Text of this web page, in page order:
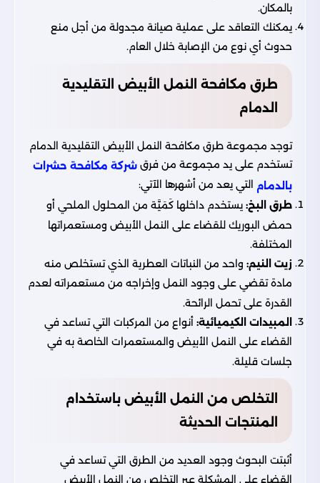
بالمكان.
يمكنك التعاقد على عملية صيانة مجدولة من أجل منع
حدوث أي نوع من الإصابة خلال العام.
طرق مكافحة النمل الأبيض التقليدية
الدمام
توجد مجموعة طرق مكافحة النمل الأبيض التقليدية الدمام
تستخدم على يد مجموعة من فرق شركة مكافحة حشرات
بالدمام التي يعد من أشهرها الآتي:
طرق البخ: يستخدم داخلها كَمَيَّة من المحلول الملحي أو
حمض البوريك للقضاء على النمل الأبيض ومستعمراتها
المختلفة.
زيت النيم: واحد من النباتات العطرية الذي تستخلص منه
مادة تقضي على وجود النمل وإخراجه من مستعمراته لعدم
القدرة على تحمل الرائحة.
المبيدات الكيميائية: أنواع من المركبات التي تساعد في
القضاء على النمل الأبيض والمستعمرات الخاصة به في
جلسات قليلة.
التخلص من النمل الأبيض باستخدام
المنتجات الحديثة
أثبتت البحوث وجود العديد من الطرق التي تساعد في
القضاء على المشكلة عبر التخلص من النمل الأبيض